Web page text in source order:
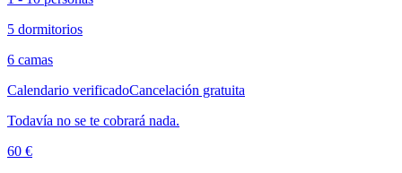
5 dormitorios
6 camas
Calendario verificadoCancelación gratuita
Todavía no se te cobrará nada.
60 €